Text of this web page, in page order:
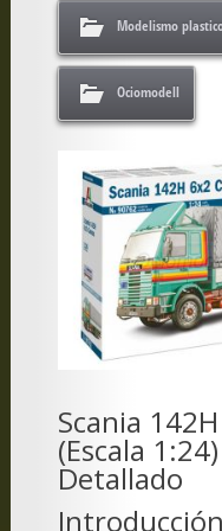
Modelismo
Ociomodell
Scania
(Escala
Detallado
Introducción